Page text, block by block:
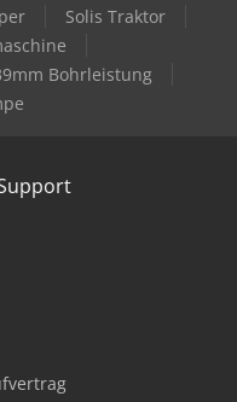
Solis Traktor
Bohrleistung